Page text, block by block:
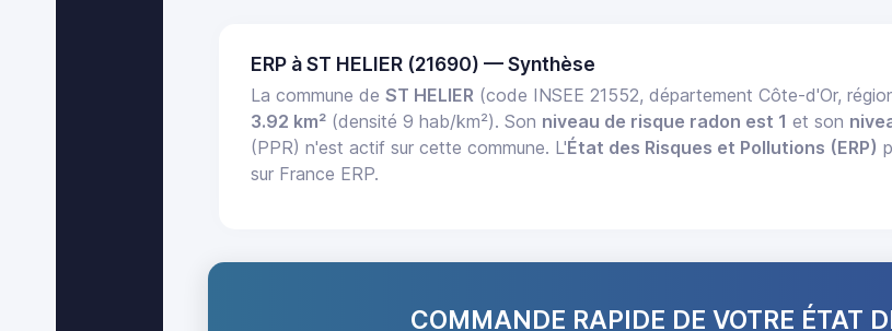
ERP à ST HELIER (21690) — Synthèse
La commune deST HELIER (code INSEE 21552, département Côte-d'Or,
3.92 km² (densité 9 hab/km²). Son niveau de risque radon est 1 et son
(PPR) n'est actif sur cette commune. L'État des Risques et Pollutions (ERP)
sur France ERP.
COMMANDE RAPIDE DE VOTRE ÉTAT